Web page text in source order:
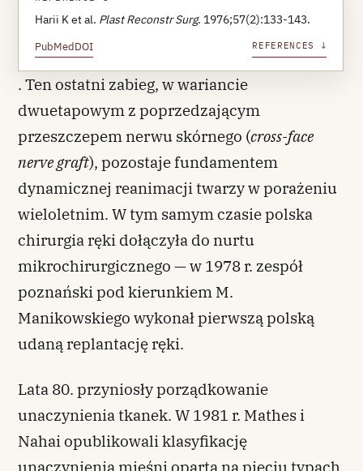
Harii K et al. Plast Reconstr Surg. 1976;57(2):133-143.
PubMedDOI REFERENCES ↓
. Ten ostatni zabieg, w wariancie
dwuetapowym z poprzedzającym
przeszczepem nerwu skórnego (cross-face
nerve graft), pozostaje fundamentem
dynamicznej reanimacji twarzy w porażeniu
wieloletnim. W tym samym czasie polska
chirurgia ręki dołączyła do nurtu
mikrochirurgicznego — w 1978 r. zespół
poznański pod kierunkiem M.
Manikowskiego wykonał pierwszą polską
udaną replantację ręki.
Lata 80. przyniosły porządkowanie
unaczynienia tkanek. W 1981 r. Mathes i
Nahai opublikowali klasyfikację
unaczynienia mięśni opartą na pięciu typach